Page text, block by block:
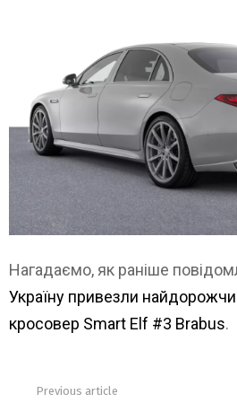
Нагадаємо, як раніше
Україну привезли
кросовер Smart Elf #3 Brabus.
Previous article